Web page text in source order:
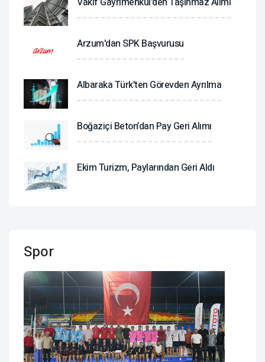
Arzum'dan SPK Başvurusu
Albaraka Türk'ten Görevden Ayrılma
Boğaziçi Beton’dan Pay Geri Alımı
Ekim Turizm, Paylarından Geri Aldı
Spor